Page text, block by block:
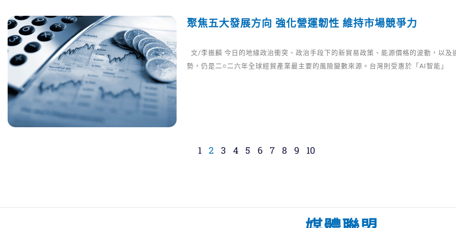
聚焦五大發展方向 強化營運韌性 維持市場競爭力
文/李振麟 今日的地緣政治衝突、政治手段下的新貿易政策、能源價格的波動，以及
勢，仍是二○二六年全球經貿產業最主要的風險變數來源。台灣則受惠於「AI智能」
1 2 3 4 5 6 7 8 9 10